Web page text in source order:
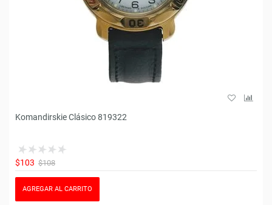
Komandirskie Clásico 819322
$103 $108
AGREGAR AL CARRITO